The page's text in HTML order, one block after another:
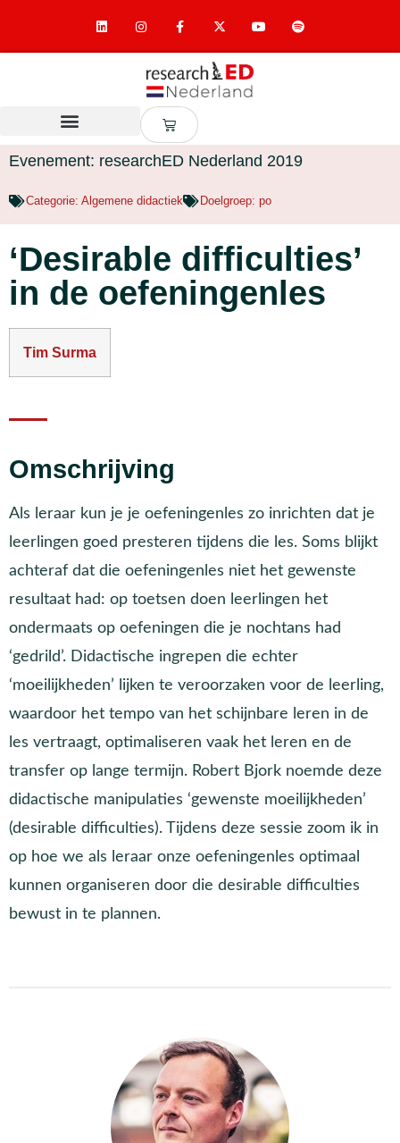
Evenement: researchED Nederland 2019
Categorie: Algemene didactiek Doelgroep: po
‘Desirable difficulties’
in de oefeningenles
Tim Surma
Omschrijving
Als leraar kun je je oefeningenles zo inrichten dat je
leerlingen goed presteren tijdens die les. Soms blijkt
achteraf dat die oefeningenles niet het gewenste
resultaat had: op toetsen doen leerlingen het
ondermaats op oefeningen die je nochtans had
‘gedrild’. Didactische ingrepen die echter
‘moeilijkheden’ lijken te veroorzaken voor de leerling,
waardoor het tempo van het schijnbare leren in de
les vertraagt, optimaliseren vaak het leren en de
transfer op lange termijn. Robert Bjork noemde deze
didactische manipulaties ‘gewenste moeilijkheden’
(desirable difficulties). Tijdens deze sessie zoom ik in
op hoe we als leraar onze oefeningenles optimaal
kunnen organiseren door die desirable difficulties
bewust in te plannen.